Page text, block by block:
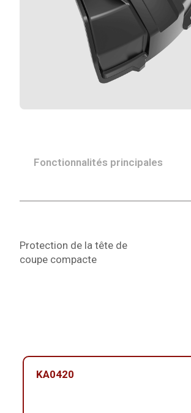
Fonctionnalités principales
Protection de la tête de
coupe compacte
KA0420